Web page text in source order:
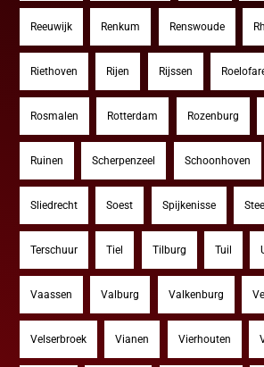
Reeuwijk Renkum Renswoude
Riethoven Rijen Rijssen
Rosmalen Rotterdam Rozenburg
Ruinen Scherpenzeel Schoonhoven
Sliedrecht Soest Spijkenisse
Terschuur Tiel Tilburg Tuil
Vaassen Valburg Valkenburg
Velserbroek Vianen Vierhouten